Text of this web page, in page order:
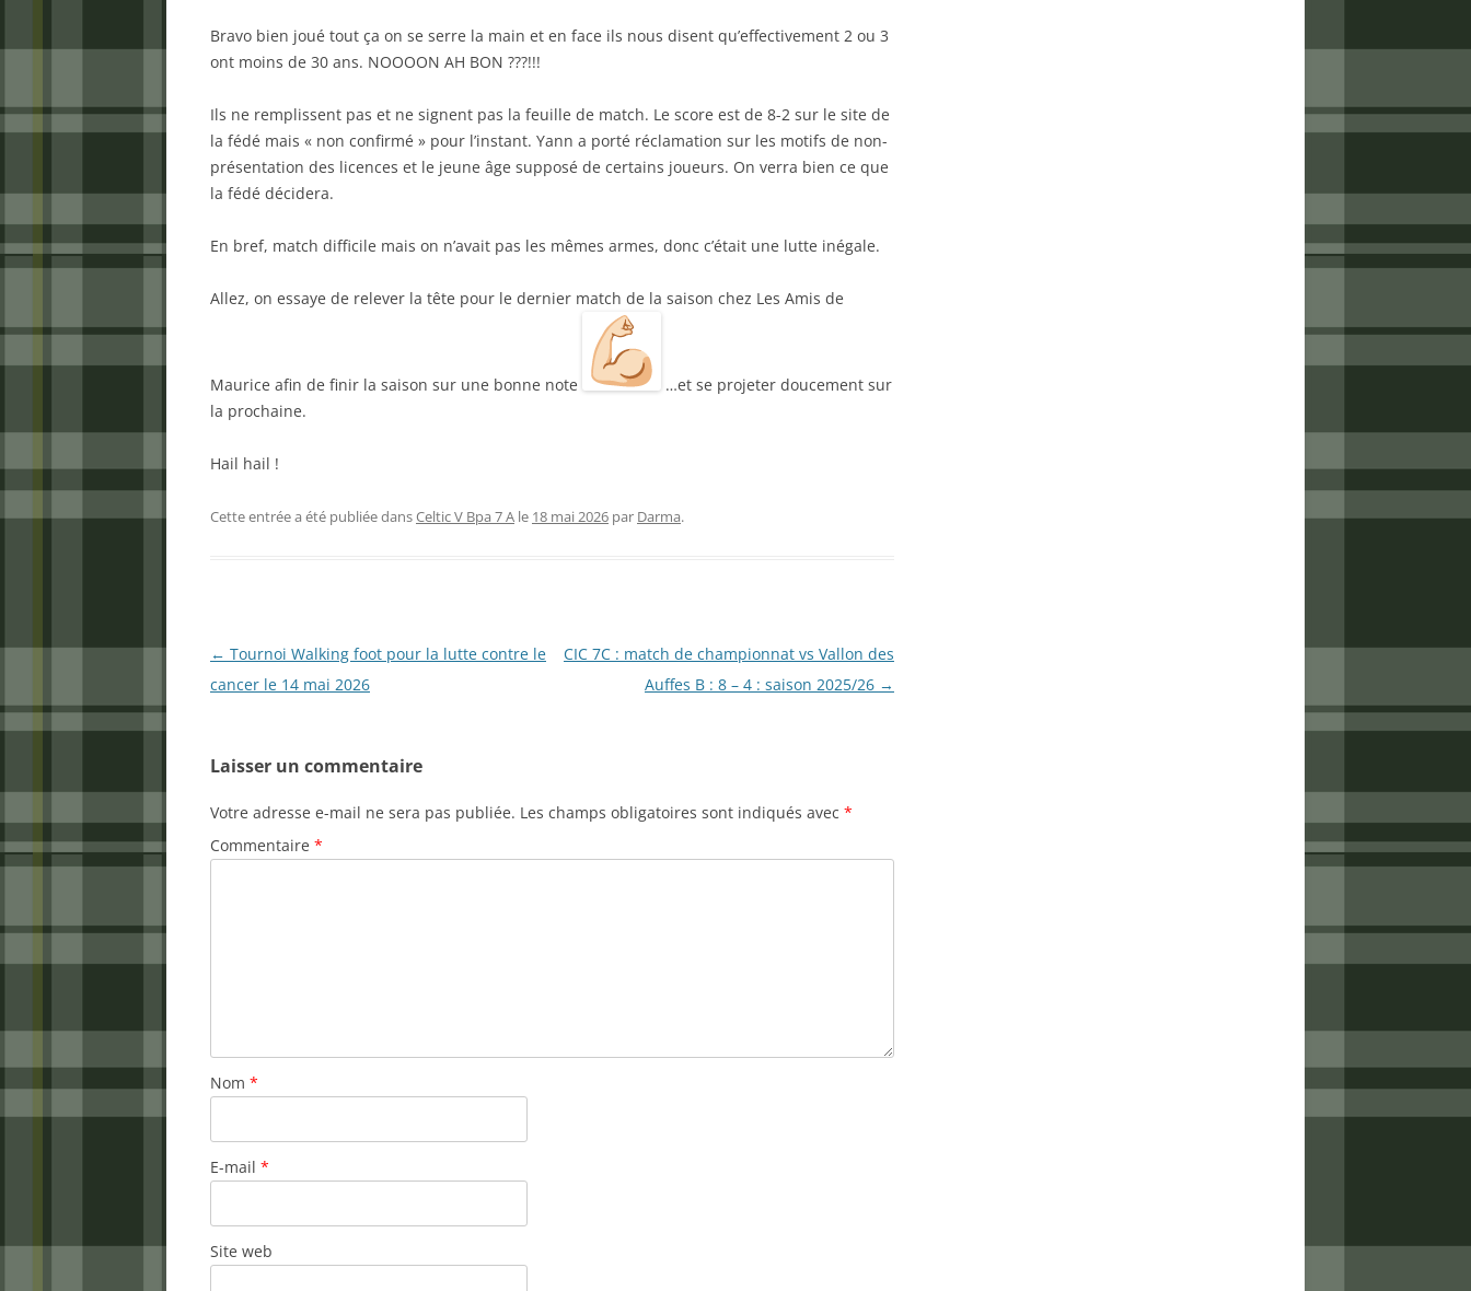
Bravo bien joué tout ça on se serre la main et en face ils nous disent qu’effectivement 2 ou 3
ont moins de 30 ans. NOOOON AH BON ???!!!
Ils ne remplissent pas et ne signent pas la feuille de match. Le score est de 8-2 sur le site de
la fédé mais « non confirmé » pour l’instant. Yann a porté réclamation sur les motifs de non-
présentation des licences et le jeune âge supposé de certains joueurs. On verra bien ce que
la fédé décidera.
En bref, match difficile mais on n’avait pas les mêmes armes, donc c’était une lutte inégale.
Allez, on essaye de relever la tête pour le dernier match de la saison chez Les Amis de
Maurice afin de finir la saison sur une bonne note
…et se projeter doucement sur
la prochaine.
Hail hail !
Cette entrée a été publiée dansCeltic V Bpa 7 A le 18 mai 2026 par Darma.
Navigation
des
← Tournoi Walking foot pour la lutte contre le
cancer le 14 mai 2026
CIC 7C : match de championnat vs Vallon des
Auffes B : 8 – 4 : saison 2025/26 →
Laisser un commentaire
Votre adresse e-mail ne sera pas publiée. Les champs obligatoires sont indiqués avec *
Commentaire *
Nom *
E-mail *
Site web